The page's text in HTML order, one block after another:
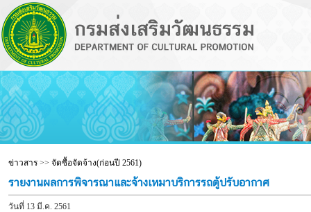
ข่าวสาร>> จัดซื้อจัดจ้าง(ก่อนปี 2561)
รายงานผลการพิจารณาและจ้างเหมาบริการรถตู้ปรับอากาศ
วันที่ 13 มี.ค. 2561